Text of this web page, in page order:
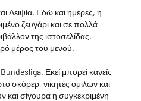
Λειψία. Εδώ και ημέρες, η
ζευγάρι και σε πολλά
της ιστοσελίδας.
μέρος του μενού.
Εκεί μπορεί κανείς
σκόρερ, νικητές ομίλων και
και σίγουρα η συγκεκριμένη